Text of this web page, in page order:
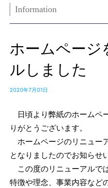
Information
ホームページ
ルしました
2020年7月01日
日頃より弊紙のホームペ
りがとうございます。
ホームページのリニュー
となりましたのでお知らせ
この度のリニューアルで
特徴や理念、事業内容など